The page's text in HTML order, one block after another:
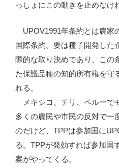
っしょにこの動きを止めなけ
UPOV1991年条約とは農家
国際条約。要は種子開発した
際的な取り決めであり、この
た保護品種の知的所有権を守
れる。
メキシコ、チリ、ペルーで
多くの農民や市民の反対で一
のだけど、TPPは参加国に
る。TPPが発効すれば参加国
案がやってくる。